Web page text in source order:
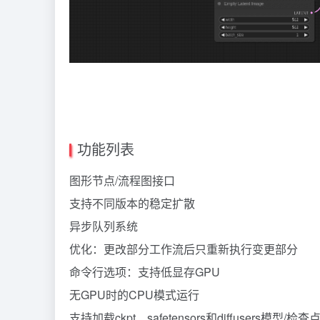
功能列表
图形节点/流程图接口
支持不同版本的稳定扩散
异步队列系统
优化：更改部分工作流后只重新执行变更部分
命令行选项：支持低显存GPU
无GPU时的CPU模式运行